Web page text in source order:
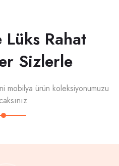
Lüks Rahat
Sizlerle
mobilya ürün koleksiyonumuzu